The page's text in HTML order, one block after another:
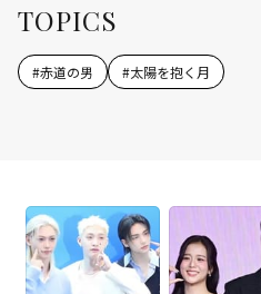
TOPICS
#赤道の男 #太陽を抱く月